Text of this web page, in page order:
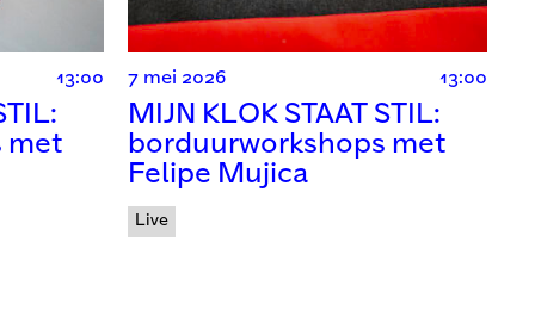
13:00
met
7 mei 2026 13:00
MIJN KLOK STAAT STIL:
borduurworkshops met
Felipe Mujica
Live